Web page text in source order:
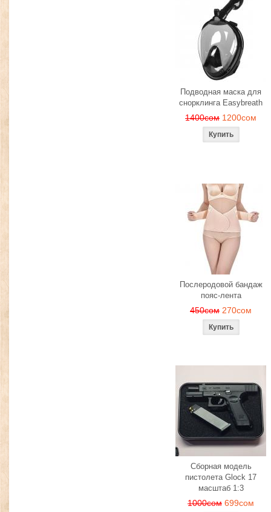
Подводная маска для
снорклинга Easybreath
1400сом 1200сом
Послеродовой бандаж
пояс-лента
450сом 270сом
Сборная модель
пистолета Glock 17
масштаб 1:3
1000сом 699сом